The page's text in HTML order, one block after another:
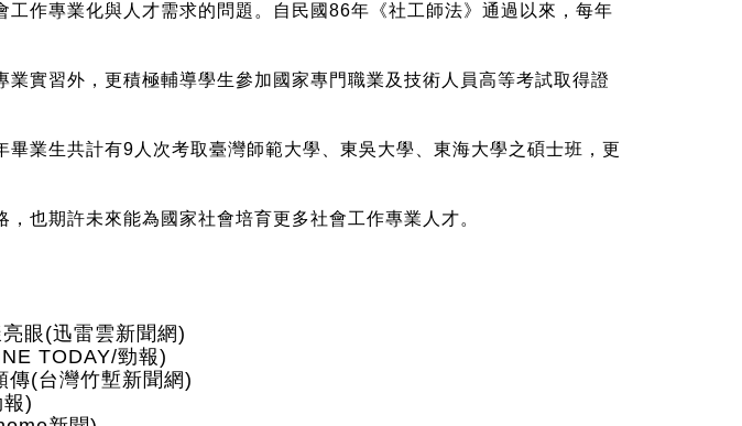
作專業化與人才需求的問題。自民國86年《社工師法》通過以來，每年
實習外，更積極輔導學生參加國家專門職業及技術人員高等考試取得證
業生共計有9人次考取臺灣師範大學、東吳大學、東海大學之碩士班，更
也期許未來能為國家社會培育更多社會工作專業人才。
眼(迅雷雲新聞網)
TODAY/勁報)
傳(台灣竹塹新聞網)
)